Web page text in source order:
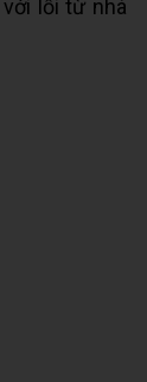
lỗi từ nhà